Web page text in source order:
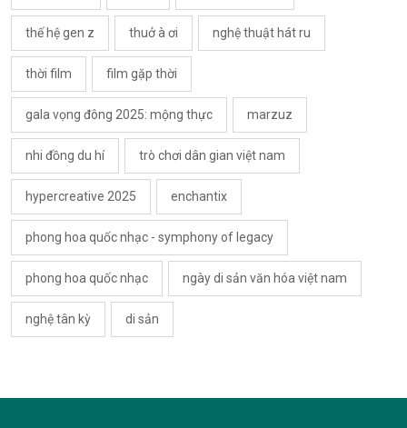
thế hệ gen z thuở à ơi nghệ thuật hát ru
thời film film gặp thời
gala vọng đông 2025: mộng thực marzuz
nhi đồng du hí trò chơi dân gian việt nam
hypercreative 2025 enchantix
phong hoa quốc nhạc - symphony of legacy
phong hoa quốc nhạc ngày di sản văn hóa việt nam
nghệ tân kỳ di sản